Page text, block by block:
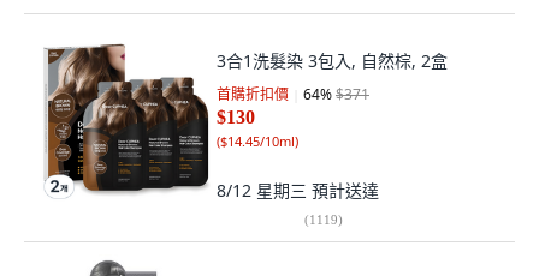
3合1洗髮染 3包入, 自然棕, 2盒
首購折扣價 64%$371
$130
($14.45/10ml)
8/12 星期三 預計送達
(1119)